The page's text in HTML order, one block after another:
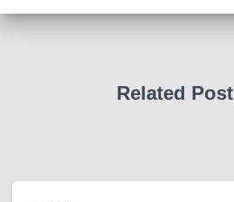
Related